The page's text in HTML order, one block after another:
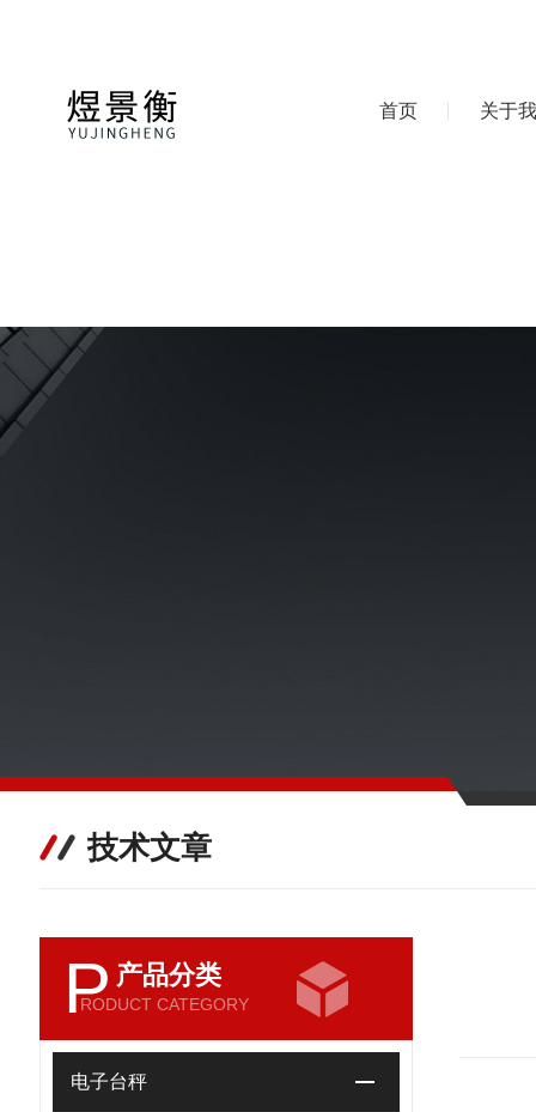
首页 关于
技术文章
P 产品分类
RODUCT CATEGORY
电子台秤